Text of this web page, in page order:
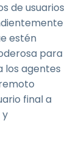
de usuarios
estén
para
los agentes
final a
y